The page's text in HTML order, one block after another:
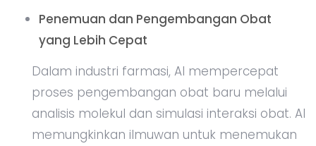
Penemuan dan Pengembangan Obat
yang Lebih Cepat
Dalam industri farmasi, AI mempercepat
proses pengembangan obat baru melalui
analisis molekul dan simulasi interaksi obat. AI
memungkinkan ilmuwan untuk menemukan